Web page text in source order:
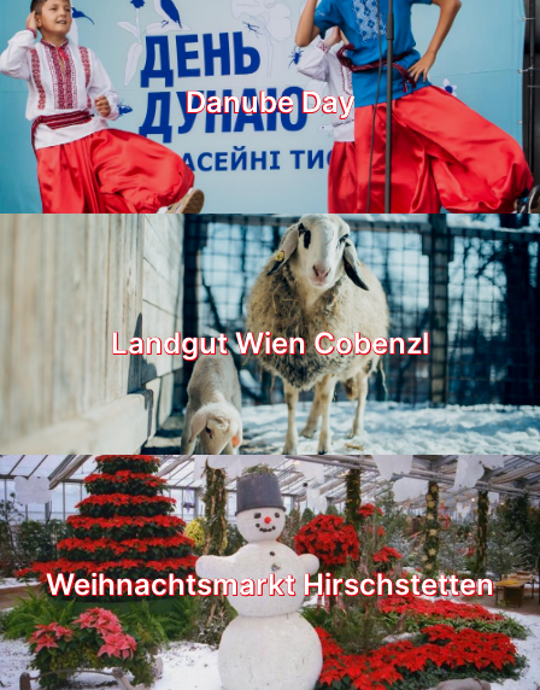
Danube Day
Landgut Wien Cobenzl
Weihnachtsmarkt Hirschstetten